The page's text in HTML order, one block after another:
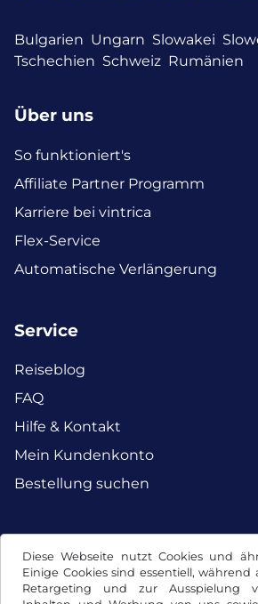
Diese Webseite nutzt Cookies und
Einige Cookies sind essentiell, während
Retargeting und zur Ausspielung
Bulgarien Ungarn Slowakei
Tschechien Schweiz Rumänien
Über uns
So funktioniert's
Affiliate Partner Programm
Karriere bei vintrica
Flex-Service
Automatische Verlängerung
Service
Reiseblog
FAQ
Hilfe & Kontakt
Mein Kundenkonto
Bestellung suchen
Facebook Instagram